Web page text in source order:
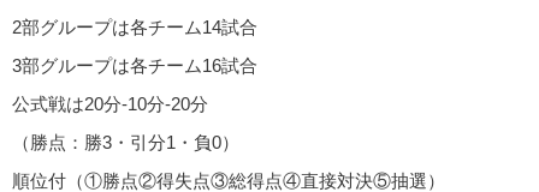
2部グループは各チーム14試合
3部グループは各チーム16試合
公式戦は20分-10分-20分
（勝点：勝3・引分1・負0）
順位付（①勝点②得失点③総得点④直接対決⑤抽選）